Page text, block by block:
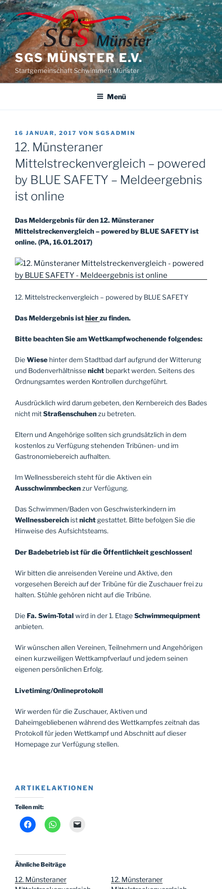
Zum
Inhalt
springen
SGS MÜNSTER E.V.
Startgemeinschaft Schwimmen Münster
Menü
VERÖFFENTLICHT
AM
16 JANUAR, 2017 VON SGSADMIN
12. Münsteraner
Mittelstreckenvergleich – powered
by BLUE SAFETY – Meldeergebnis
ist online
Das Meldergebnis für den 12. Münsteraner
Mittelstreckenvergleich – powered by BLUE SAFETY ist
online. (PA, 16.01.2017)
12. Mittelstreckenvergleich – powered by BLUE SAFETY
Das Meldergebnis isthierzu finden.
Bitte beachten Sie am Wettkampfwochenende folgendes:
DieWiese hinter dem Stadtbad darf aufgrund der Witterung
und Bodenverhältnissenicht beparkt werden. Seitens des
Ordnungsamtes werden Kontrollen durchgeführt.
Ausdrücklich wird darum gebeten, den Kernbereich des Bades
nicht mitStraßenschuhenzu betreten.
Eltern und Angehörige sollten sich grundsätzlich in dem
kostenlos zu Verfügung stehenden Tribünen- und im
Gastronomiebereich aufhalten.
Im Wellnessbereich steht für die Aktiven ein
Ausschwimmbeckenzur Verfügung.
Das Schwimmen/Baden von Geschwisterkindern im
Wellnessbereich istnichtgestattet. Bitte befolgen Sie die
Hinweise des Aufsichtsteams.
Der Badebetrieb ist für die Öffentlichkeit geschlossen!
Wir bitten die anreisenden Vereine und Aktive, den
vorgesehen Bereich auf der Tribüne für die Zuschauer frei zu
halten. Stühle gehören nicht auf die Tribüne.
DieFa. Swim-Total wird in der 1. EtageSchwimmequipment
anbieten.
Wir wünschen allen Vereinen, Teilnehmern und Angehörigen
einen kurzweiligen Wettkampfverlauf und jedem seinen
eigenen persönlichen Erfolg.
Livetiming/Onlineprotokoll
Wir werden für die Zuschauer, Aktiven und
Daheimgebliebenen während des Wettkampfes zeitnah das
Protokoll für jeden Wettkampf und Abschnitt auf dieser
Homepage zur Verfügung stellen.
ARTIKELAKTIONEN
Teilen mit:
Ähnliche Beiträge
12. Münsteraner
12. Münsteraner